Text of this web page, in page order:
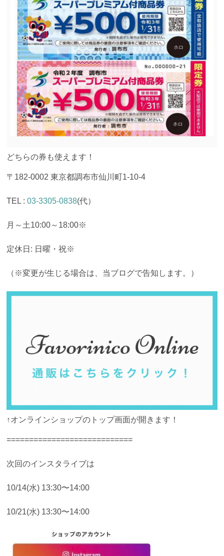
どちらの券も使えます！
〒182-0002 東京都調布市仙川町1-10-4
TEL :03-3305-0838(代）
月～土10:00～18:00※
定休日: 日曜・祝※
（※変更が生じる場合は、当ブログで告知します。）
↑オンラインショップのトップ画面が開きます！
============================
次回のインスタライブは
10/14(水) 13:30〜14:00
10/21(水) 13:30〜14:00